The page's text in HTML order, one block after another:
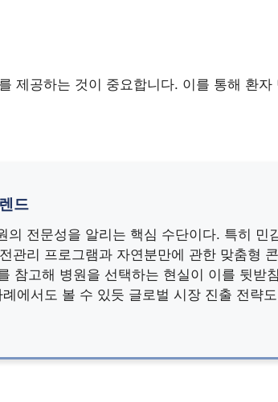
제공하는 것이 중요합니다. 이를 통해 환자
드
전문성을 알리는 핵심 수단이다. 특히 민
관리 프로그램과 자연분만에 관한 맞춤형
참고해 병원을 선택하는 현실이 이를 뒷받
례에서도 볼 수 있듯 글로벌 시장 진출 전략